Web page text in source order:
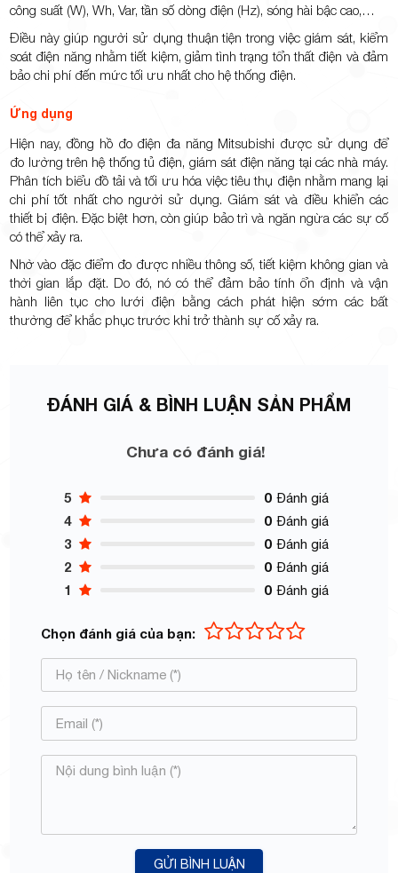
công suất (W), Wh, Var, tần số dòng điện (Hz), sóng hài bậc cao,…
Điều này giúp người sử dụng thuận tiện trong việc giám sát, kiểm
soát điện năng nhằm tiết kiệm, giảm tình trạng tổn thất điện và đảm
bảo chi phí đến mức tối ưu nhất cho hệ thống điện.
Ứng dụng
Hiện nay, đồng hồ đo điện đa năng Mitsubishi được sử dụng để
đo lường trên hệ thống tủ điện, giám sát điện năng tại các nhà máy.
Phân tích biểu đồ tải và tối ưu hóa việc tiêu thụ điện nhằm mang lại
chi phí tốt nhất cho người sử dụng. Giám sát và điều khiển các
thiết bị điện. Đặc biệt hơn, còn giúp bảo trì và ngăn ngừa các sự cố
có thể xảy ra.
Nhờ vào đặc điểm đo được nhiều thông số, tiết kiệm không gian và
thời gian lắp đặt. Do đó, nó có thể đảm bảo tính ổn định và vận
hành liên tục cho lưới điện bằng cách phát hiện sớm các bất
thường để khắc phục trước khi trở thành sự cố xảy ra.
ĐÁNH GIÁ & BÌNH LUẬN SẢN PHẨM
Chưa có đánh giá!
5 0 Đánh giá
4 0 Đánh giá
3 0 Đánh giá
2 0 Đánh giá
1 0 Đánh giá
Chọn đánh giá của bạn:
GỬI BÌNH LUẬN